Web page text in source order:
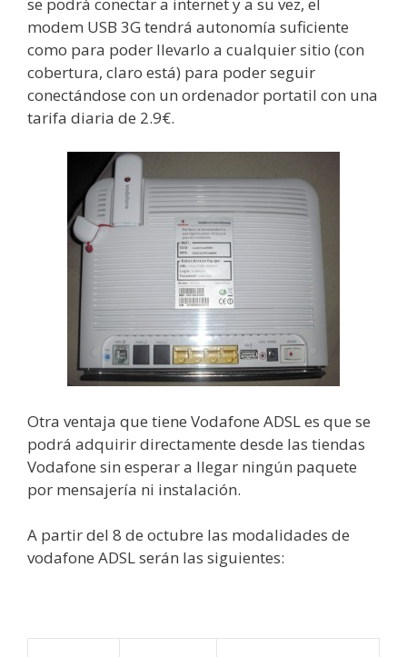
modem USB 3G tendrá autonomía suficiente
como para poder llevarlo a cualquier sitio (con
cobertura, claro está) para poder seguir
conectándose con un ordenador portatil con una
tarifa diaria de 2.9€.
Otra ventaja que tiene Vodafone ADSL es que se
podrá adquirir directamente desde las tiendas
Vodafone sin esperar a llegar ningún paquete
por mensajería ni instalación.
A partir del 8 de octubre las modalidades de
vodafone ADSL serán las siguientes: